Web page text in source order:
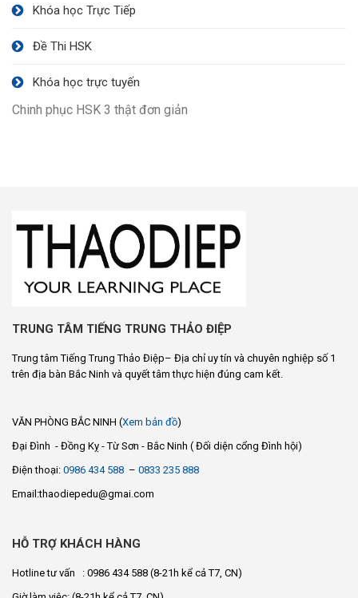
Khóa học Trực Tiếp
Đề Thi HSK
Khóa học trực tuyến
Chinh phục HSK 3 thật đơn giản
TRUNG TÂM TIẾNG TRUNG THẢO ĐIỆP
Trung tâm Tiếng Trung Thảo Điệp– Địa chỉ uy tín và chuyên nghiệp số 1
trên địa bàn Bắc Ninh và quyết tâm thực hiện đúng cam kết.
VĂN PHÒNG BẮC NINH (Xem bản đồ)
Đại Đình - Đồng Kỵ - Từ Sơn - Bắc Ninh ( Đối diện cổng Đình hội)
Điện thoại: 0986 434 588 – 0833 235 888
Email:thaodiepedu@gmai.com
HỖ TRỢ KHÁCH HÀNG
Hotline tư vấn : 0986 434 588 (8-21h kể cả T7, CN)